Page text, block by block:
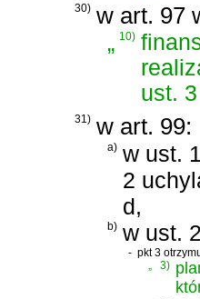
30) w art. 97
„10)
ust.
31) w art. 99:
a) w ust.
2
d,
b) w ust.
- pkt 3
„
3)